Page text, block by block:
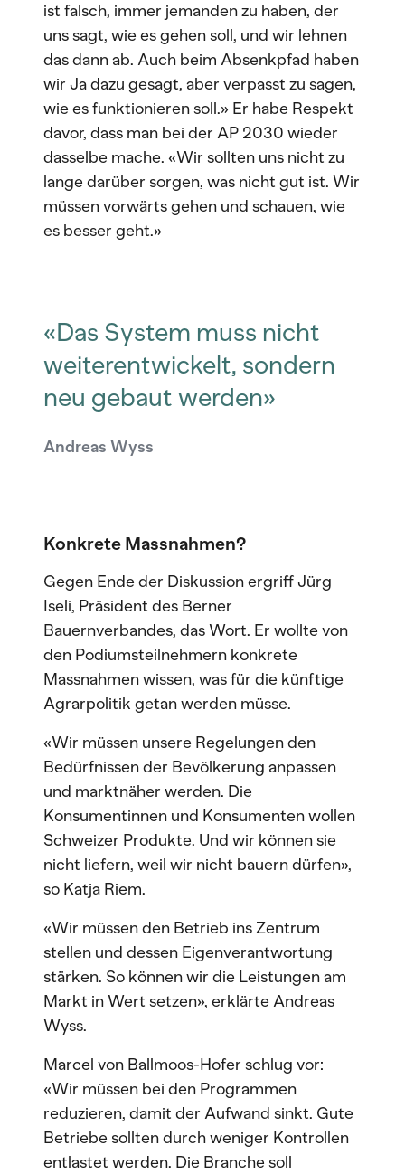
ist falsch, immer jemanden zu haben, der
uns sagt, wie es gehen soll, und wir lehnen
das dann ab. Auch beim Absenkpfad haben
wir Ja dazu gesagt, aber verpasst zu sagen,
wie es funktionieren soll.» Er habe Respekt
davor, dass man bei der AP 2030 wieder
dasselbe mache. «Wir sollten uns nicht zu
lange darüber sorgen, was nicht gut ist. Wir
müssen vorwärts gehen und schauen, wie
es besser geht.»
«Das System muss nicht
weiterentwickelt, sondern
neu gebaut werden»
Andreas Wyss
Konkrete Massnahmen?
Gegen Ende der Diskussion ergriff Jürg
Iseli, Präsident des Berner
Bauernverbandes, das Wort. Er wollte von
den Podiumsteilnehmern konkrete
Massnahmen wissen, was für die künftige
Agrarpolitik getan werden müsse.
«Wir müssen unsere Regelungen den
Bedürfnissen der Bevölkerung anpassen
und marktnäher werden. Die
Konsumentinnen und Konsumenten wollen
Schweizer Produkte. Und wir können sie
nicht liefern, weil wir nicht bauern dürfen»,
so Katja Riem.
«Wir müssen den Betrieb ins Zentrum
stellen und dessen Eigenverantwortung
stärken. So können wir die Leistungen am
Markt in Wert setzen», erklärte Andreas
Wyss.
Marcel von Ballmoos-Hofer schlug vor:
«Wir müssen bei den Programmen
reduzieren, damit der Aufwand sinkt. Gute
Betriebe sollten durch weniger Kontrollen
entlastet werden. Die Branche soll